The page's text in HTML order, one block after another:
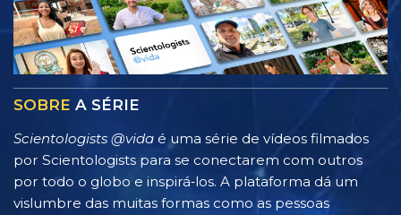
SOBRE A SÉRIE
Scientologists @vida é uma série de vídeos filmados
por Scientologists para se conectarem com outros
por todo o globo e inspirá‑los. A plataforma dá um
vislumbre das muitas formas como as pessoas